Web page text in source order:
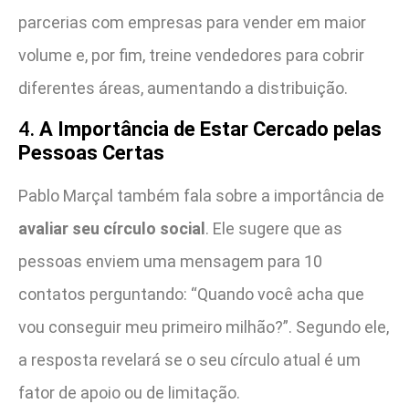
parcerias com empresas para vender em maior
volume e, por fim, treine vendedores para cobrir
diferentes áreas, aumentando a distribuição.
4. A Importância de Estar Cercado pelas
Pessoas Certas
Pablo Marçal também fala sobre a importância de
avaliar seu círculo social . Ele sugere que as
pessoas enviem uma mensagem para 10
contatos perguntando: “Quando você acha que
vou conseguir meu primeiro milhão?”. Segundo ele,
a resposta revelará se o seu círculo atual é um
fator de apoio ou de limitação.